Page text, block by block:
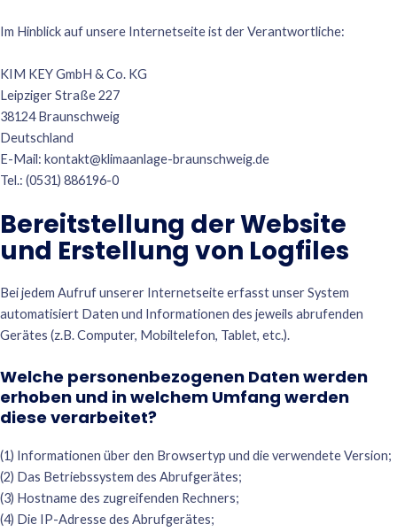
Im Hinblick auf unsere Internetseite ist der Verantwortliche:
KIM KEY GmbH & Co. KG
Leipziger Straße 227
38124 Braunschweig
Deutschland
E-Mail: kontakt@klimaanlage-braunschweig.de
Tel.: (0531) 886196-0
Bereitstellung der Website
und Erstellung von Logfiles
Bei jedem Aufruf unserer Internetseite erfasst unser System
automatisiert Daten und Informationen des jeweils abrufenden
Gerätes (z.B. Computer, Mobiltelefon, Tablet, etc.).
Welche personenbezogenen Daten werden
erhoben und in welchem Umfang werden
diese verarbeitet?
(1) Informationen über den Browsertyp und die verwendete Version;
(2) Das Betriebssystem des Abrufgerätes;
(3) Hostname des zugreifenden Rechners;
(4) Die IP-Adresse des Abrufgerätes;